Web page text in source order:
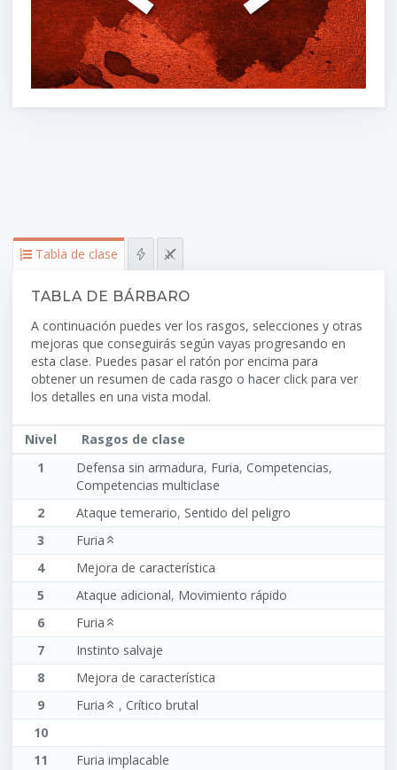
Tabla de clase
TABLA DE BÁRBARO
A continuación puedes ver los rasgos, selecciones y otras
mejoras que conseguirás según vayas progresando en
esta clase. Puedes pasar el ratón por encima para
obtener un resumen de cada rasgo o hacer click para ver
los detalles en una vista modal.
Nivel
Rasgos de clase
1
Defensa sin armadura, Furia,Competencias,
Competencias multiclase
2
Ataque temerario, Sentido del peligro
3
Furia
4
Mejora de característica
5
Ataque adicional, Movimiento rápido
6
Furia
7
Instinto salvaje
8
Mejora de característica
9
Furia ,Crítico brutal
10
11
Furia implacable